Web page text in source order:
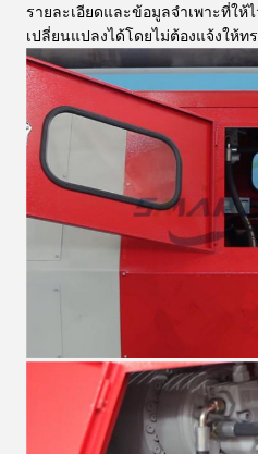
รายละเอียดและข้อมูลจำเพาะที่ให้
เปลี่ยนแปลงได้โดยไม่ต้องแจ้งให้ท